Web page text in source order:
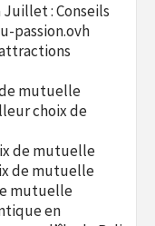
: Conseils
passion.ovh
mutuelle
choix de
de mutuelle
de mutuelle
mutuelle
en